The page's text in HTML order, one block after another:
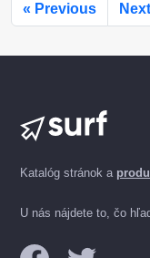
« Previous
Katalóg stránok a
U nás nájdete to, čo